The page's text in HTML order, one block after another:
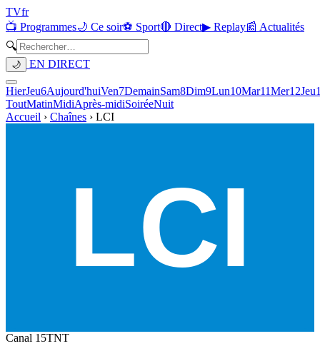
TVfr
📺 Programmes🌙 Ce soir⚽ Sport🔴 Direct▶ Replay📰 Actualités
🔍
🌙 EN DIRECT
HierJeu6Aujourd'huiVen7DemainSam8Dim9Lun10Mar11Mer12Jeu
ToutMatinMidiAprès-midiSoiréeNuit
Accueil › Chaînes › LCI
Canal 15TNT